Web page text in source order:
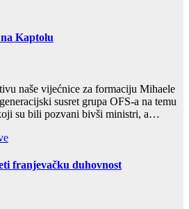
Kaptolu
naše vijećnice za formaciju Mihaele
susret grupa OFS-a na temu
su bili pozvani bivši ministri, a…
franjevačku duhovnost